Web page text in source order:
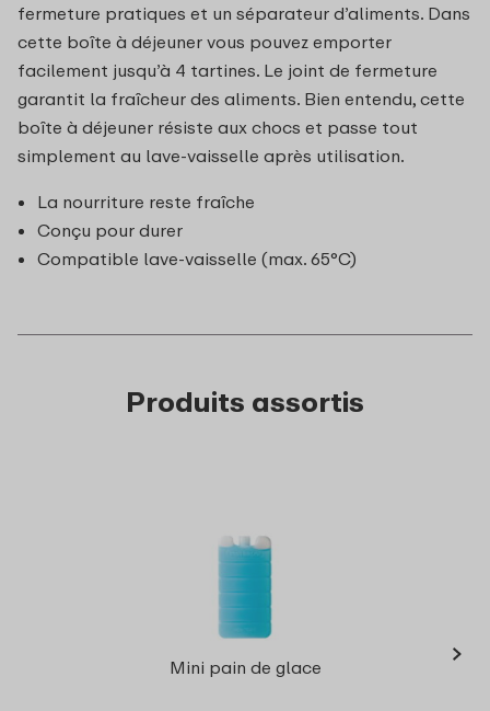
fermeture pratiques et un séparateur d’aliments. Dans
cette boîte à déjeuner vous pouvez emporter
facilement jusqu’à 4 tartines. Le joint de fermeture
garantit la fraîcheur des aliments. Bien entendu, cette
boîte à déjeuner résiste aux chocs et passe tout
simplement au lave-vaisselle après utilisation.
La nourriture reste fraîche
Conçu pour durer
Compatible lave-vaisselle (max. 65°C)
Produits assortis
Mini pain de glace ›